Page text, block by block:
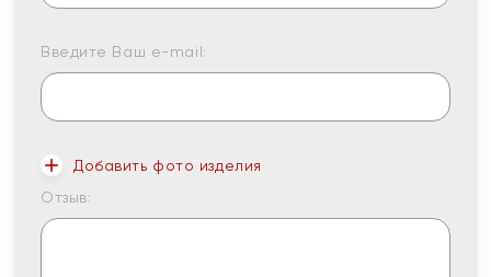
Введите Ваш e-mail:
Добавить фото изделия
Отзыв: